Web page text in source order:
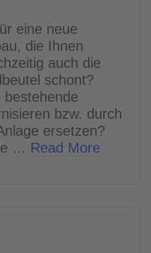
eine neue
die Ihnen
auch die
schont?
bzw. durch
ersetzen?
… Read More